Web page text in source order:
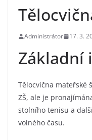
Administrátor 17. 3.
Základní
Tělocvična mateřské
ZŠ, ale je
stolního tenisu a
volného času.